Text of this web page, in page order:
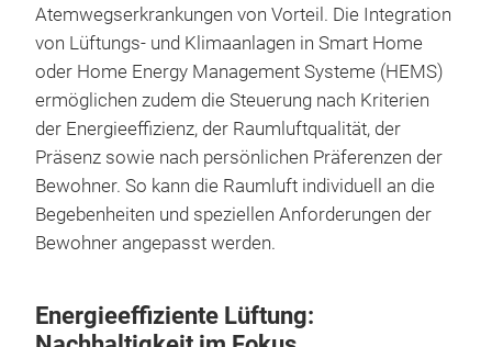
Atemwegserkrankungen von Vorteil. Die Integration
von Lüftungs- und Klimaanlagen in Smart Home
oder Home Energy Management Systeme (HEMS)
ermöglichen zudem die Steuerung nach Kriterien
der Energieeffizienz, der Raumluftqualität, der
Präsenz sowie nach persönlichen Präferenzen der
Bewohner. So kann die Raumluft individuell an die
Begebenheiten und speziellen Anforderungen der
Bewohner angepasst werden.
Energieeffiziente Lüftung: